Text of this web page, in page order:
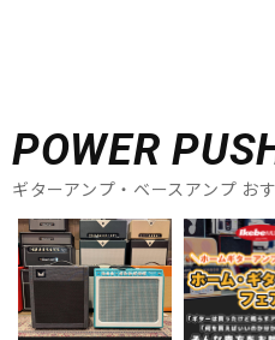
POWER
ギターアンプ・ベースアンプ お